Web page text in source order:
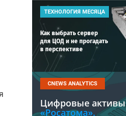
ТЕХНОЛОГИЯ МЕСЯЦА
Как выбрать сервер
для ЦОД и не прогадать
в перспективе
CNEWS ANALYTICS
Цифровые активы
«Росатома».